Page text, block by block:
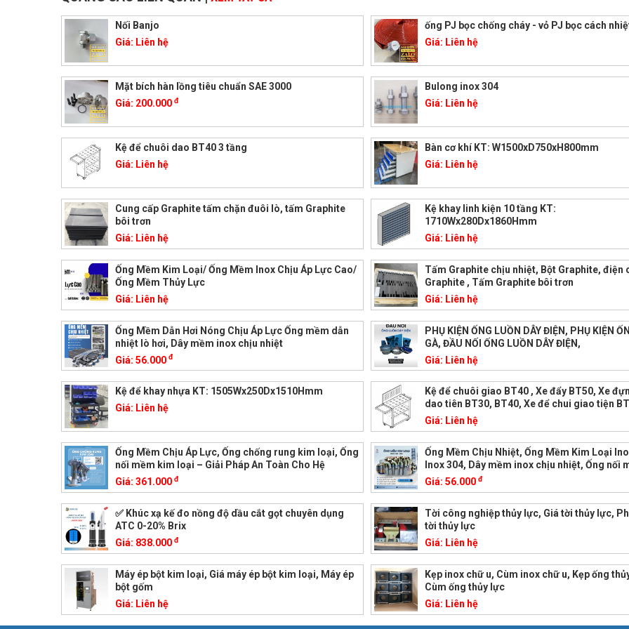
Nối Banjo
Giá: Liên hệ
ống PJ bọc chống cháy - vỏ PJ bọc cách
Giá: Liên hệ
Mặt bích hàn lồng tiêu chuẩn SAE 3000
Giá: 200.000 đ
Bulong inox 304
Giá: Liên hệ
Kệ để chuôi dao BT40 3 tầng
Giá: Liên hệ
Bàn cơ khí KT: W1500xD750xH800mm
Giá: Liên hệ
Cung cấp Graphite tấm chặn đuôi lò, tấm Graphite
bôi trơn
Giá: Liên hệ
Kệ khay linh kiện 10 tầng KT:
1710Wx280Dx1860Hmm
Giá: Liên hệ
Ống Mềm Kim Loại/ Ống Mềm Inox Chịu Áp Lực Cao/
Ống Mềm Thủy Lực
Giá: Liên hệ
Tấm Graphite chịu nhiệt, Bột Graphite, điện
Graphite , Tấm Graphite bôi trơn
Giá: Liên hệ
Ống Mềm Dẫn Hơi Nóng Chịu Áp Lực Ống mềm dẫn
nhiệt lò hơi, Dây mềm inox chịu nhiệt
Giá: 56.000 đ
PHỤ KIỆN ỐNG LUỒN DÂY ĐIỆN, PHỤ KIỆN
GÀ, ĐẦU NỐI ỐNG LUỒN DÂY ĐIỆN,
Giá: Liên hệ
Kệ để khay nhựa KT: 1505Wx250Dx1510Hmm
Giá: Liên hệ
Kệ để chuôi giao BT40 , Xe đẩy BT50, Xe
dao tiên BT30, BT40, Xe để chui giao tiện
Giá: Liên hệ
Ống Mềm Chịu Áp Lực, Ống chống rung kim loại, Ống
nối mềm kim loại – Giải Pháp An Toàn Cho Hệ
Giá: 361.000 đ
Ống Mềm Chịu Nhiệt, Ống Mềm Kim Loại
Inox 304, Dây mềm inox chịu nhiệt, Ống nối
Giá:56.000đ
✅ Khúc xạ kế đo nồng độ dầu cắt gọt chuyên dụng
ATC 0-20% Brix
Giá: 838.000 đ
Tời công nghiệp thủy lực, Giá tời thủy lực,
tời thủy lực
Giá: Liên hệ
Máy ép bột kim loại, Giá máy ép bột kim loại, Máy ép
bột gốm
Giá: Liên hệ
Kẹp inox chữ u, Cùm inox chữ u, Kẹp ống
Cùm ống thủy lực
Giá: Liên hệ